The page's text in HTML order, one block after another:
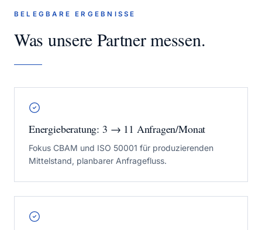
BELEGBARE ERGEBNISSE
Was unsere Partner messen.
Energieberatung: 3 → 11 Anfragen/Monat
Fokus CBAM und ISO 50001 für produzierenden
Mittelstand, planbarer Anfragefluss.